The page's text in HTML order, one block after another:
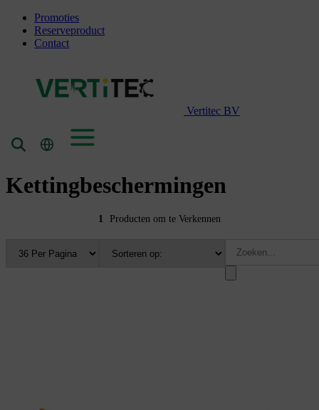
Promoties
Reserveproduct
Contact
Vertitec BV
Kettingbeschermingen
1 Producten om te Verkennen